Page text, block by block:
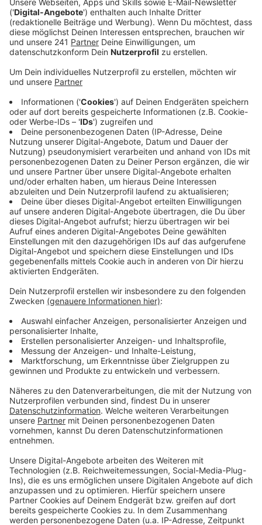
westukrainische Kleinstadt Tysmenyzja
gespendet.
Veröffentlicht:Donnerstag, 12.10.2023 16:34
Anzeige
Nach einem Zwischenstopp in der polnischen
Partnerstadt Ratibor ist das Auto letzte Woche an
seinem Ziel angekommen. Die Gemeinde mit circa
9.000 Einwohnern kann dadurch jetzt eine Freiwillige
Feuerwehr gründen. Die dortige Bürgermeisterin
bedankt sich für die Spende und betont, dass in der
Ukraine Feuerwehrausrüstung dringend benötigt wird.
Seit Kriegsbeginn kommt es durch die Raken- und
Drohnenangriffen immer häufiger zu Bränden. Das
Löschfahrzeug ist das insgesamt fünfte Auto, das die
Feuerwehr Leverkusen an die Ukraine spendet.
Weitere Meldungen aus Leverkusen
Anzeige
Zahngesundheit aufklären
Ärger um Fußgängerampel an der Baustelle
Borsigstraße
Polizei stellt Shampoodieb in Opladen
Anzeige